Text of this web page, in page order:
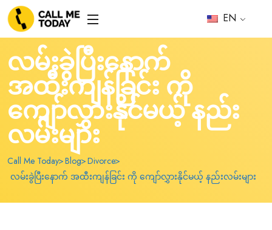
EN
လမ်းခွဲပြီးနောက်
အထီးကျန်ခြင်း ကို
ကျော်လွှားနိုင်မယ့် နည်း
လမ်းများ
Call Me Today Blog Divorce
လမ်းခွဲပြီးနောက် အထီးကျန်ခြင်း ကို ကျော်လွှားနိုင်မယ့် နည်းလမ်းများ